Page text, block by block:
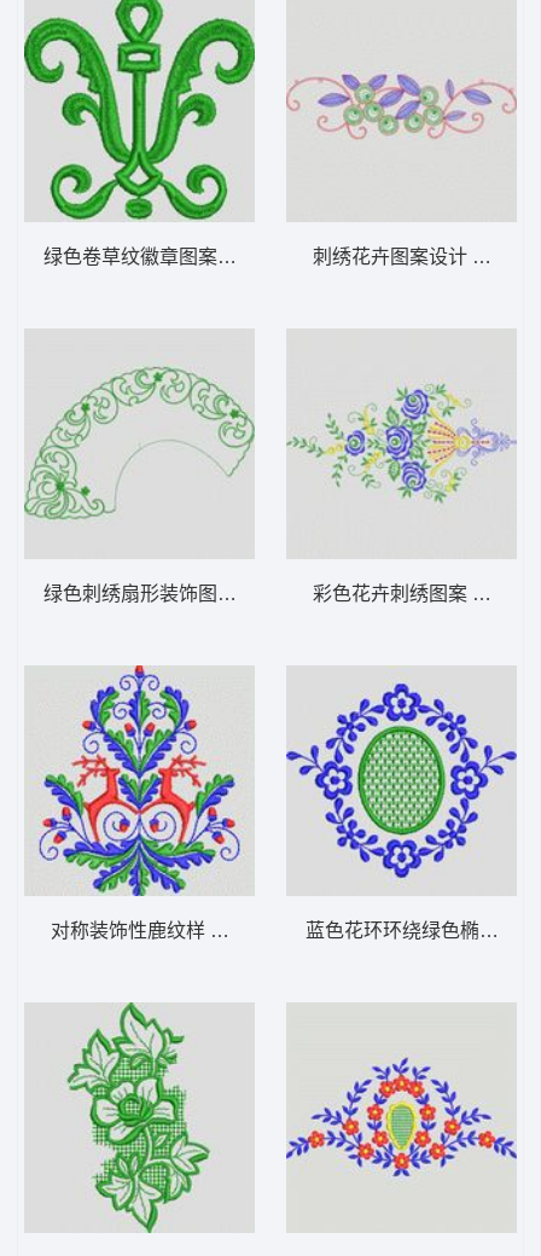
绿色卷草纹徽章图案 植物花型
绿色刺绣扇形装饰图案 植物花型
对称装饰性鹿纹样 植物花型
刺绣花卉图案设计 植物花
彩色花卉刺绣图案 植物花
蓝色花环环绕绿色椭圆图